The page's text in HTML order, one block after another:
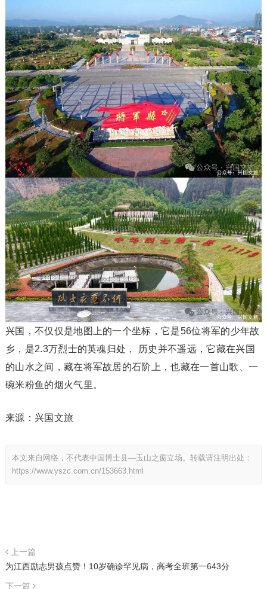
兴国，不仅仅是地图上的一个坐标，它是56位将军的少年故
乡，是2.3万烈士的英魂归处， 历史并不遥远，它藏在兴国
的山水之间，藏在将军故居的石阶上，也藏在一首山歌、一
碗米粉鱼的烟火气里。
来源：兴国文旅
本文来自网络，不代表中国博士县—玉山之窗立场。转载请注明出处：
https://www.yszc.com.cn/153663.html
上一篇
为江西励志男孩点赞！10岁确诊罕见病，高考全班第一643分
下一篇